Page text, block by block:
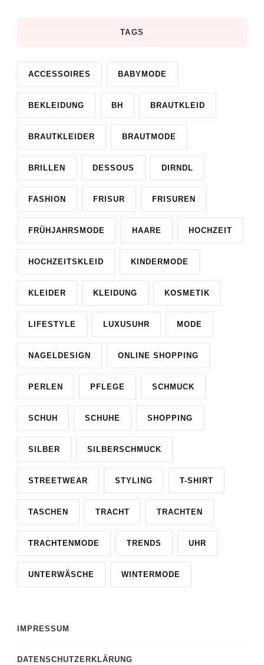
TAGS
ACCESSOIRES BABYMODE
BEKLEIDUNG BH BRAUTKLEID
BRAUTKLEIDER BRAUTMODE
BRILLEN DESSOUS DIRNDL
FASHION FRISUR FRISUREN
FRÜHJAHRSMODE HAARE HOCHZEIT
HOCHZEITSKLEID KINDERMODE
KLEIDER KLEIDUNG KOSMETIK
LIFESTYLE LUXUSUHR MODE
NAGELDESIGN ONLINE SHOPPING
PERLEN PFLEGE SCHMUCK
SCHUH SCHUHE SHOPPING
SILBER SILBERSCHMUCK
STREETWEAR STYLING T-SHIRT
TASCHEN TRACHT TRACHTEN
TRACHTENMODE TRENDS UHR
UNTERWÄSCHE WINTERMODE
IMPRESSUM
DATENSCHUTZERKLÄRUNG